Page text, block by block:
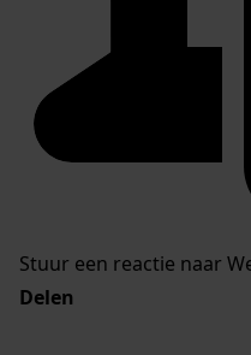
Stuur een reactie naar
Delen